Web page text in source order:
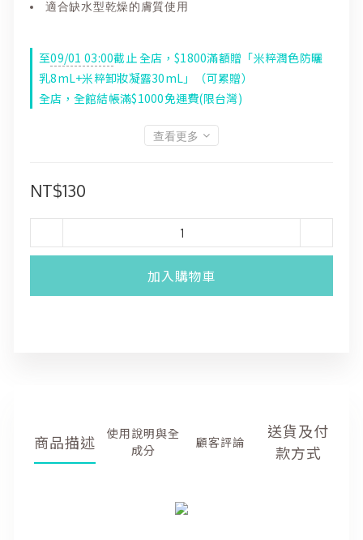
適合缺水型乾燥的膚質使用
至09/01 03:00截止全店，$1800滿額贈「米粹潤色防曬
乳8mL+米粹卸妝凝露30mL」（可累贈）
全店，全館結帳滿$1000免運費(限台灣)
查看更多
NT$130
加入購物車
商品描述 商品描述 顧客評價
送貨及付
款方式